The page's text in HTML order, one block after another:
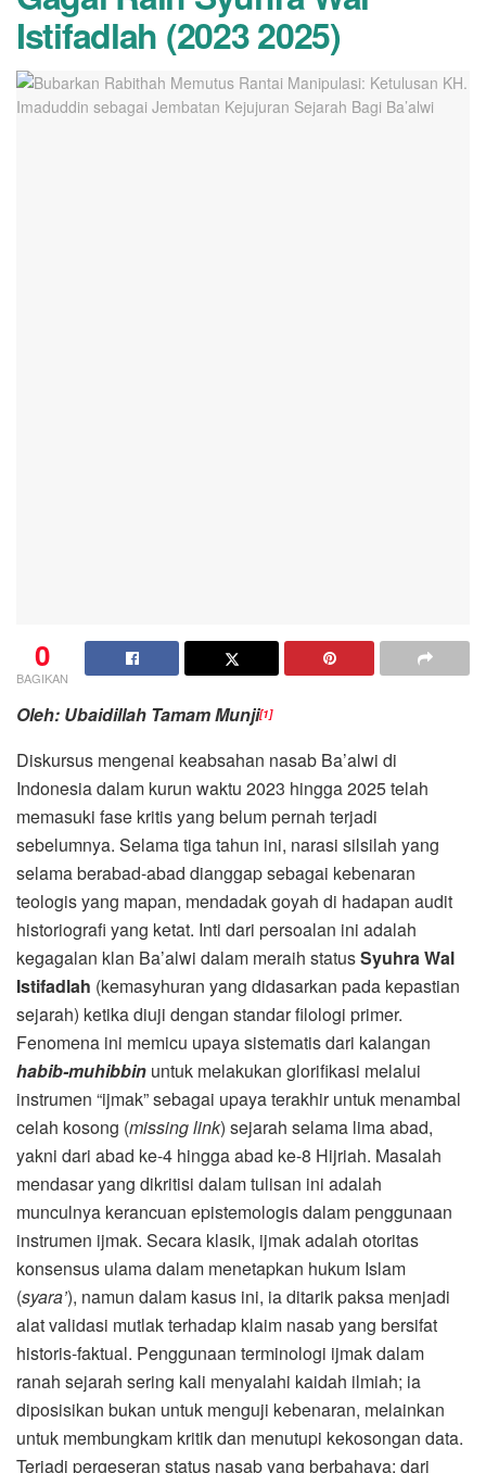
Istifadlah (2023 2025)
0
BAGIKAN
Oleh: Ubaidillah Tamam Munji[1]
Diskursus mengenai keabsahan nasab Ba’alwi di
Indonesia dalam kurun waktu 2023 hingga 2025 telah
memasuki fase kritis yang belum pernah terjadi
sebelumnya. Selama tiga tahun ini, narasi silsilah yang
selama berabad-abad dianggap sebagai kebenaran
teologis yang mapan, mendadak goyah di hadapan audit
historiografi yang ketat. Inti dari persoalan ini adalah
kegagalan klan Ba’alwi dalam meraih statusSyuhra Wal
Istifadlah (kemasyhuran yang didasarkan pada kepastian
sejarah) ketika diuji dengan standar filologi primer.
Fenomena ini memicu upaya sistematis dari kalangan
habib-muhibbin untuk melakukan glorifikasi melalui
instrumen “ijmak” sebagai upaya terakhir untuk menambal
celah kosong (missing link) sejarah selama lima abad,
yakni dari abad ke-4 hingga abad ke-8 Hijriah. Masalah
mendasar yang dikritisi dalam tulisan ini adalah
munculnya kerancuan epistemologis dalam penggunaan
instrumen ijmak. Secara klasik, ijmak adalah otoritas
konsensus ulama dalam menetapkan hukum Islam
(syara’), namun dalam kasus ini, ia ditarik paksa menjadi
alat validasi mutlak terhadap klaim nasab yang bersifat
historis-faktual. Penggunaan terminologi ijmak dalam
ranah sejarah sering kali menyalahi kaidah ilmiah; ia
diposisikan bukan untuk menguji kebenaran, melainkan
untuk membungkam kritik dan menutupi kekosongan data.
Terjadi pergeseran status nasab yang berbahaya: dari